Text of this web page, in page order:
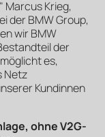
Krieg,
der BMW Group,
wir BMW
der
es,
Netz
Kundinnen
ohne V2G-